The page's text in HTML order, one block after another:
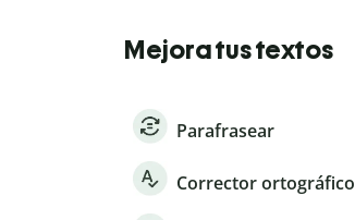
Mejora tus textos
Parafrasear
Corrector ortográfico